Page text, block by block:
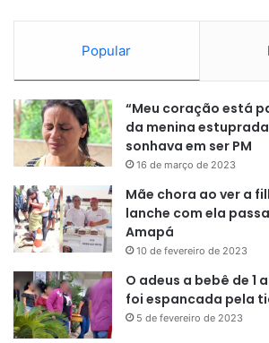
Popular
“Meu coração está
da menina
sonhava em ser PM
16 de março de 2023
Mãe chora ao ver a
lanche com ela
Amapá
10 de fevereiro de 2023
O adeus a bebê de 1
foi espancada pela
5 de fevereiro de 2023